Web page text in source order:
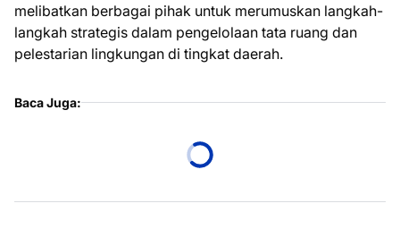
melibatkan berbagai pihak untuk merumuskan langkah-
langkah strategis dalam pengelolaan tata ruang dan
pelestarian lingkungan di tingkat daerah.
Baca Juga: